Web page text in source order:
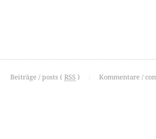
Beiträge / posts ( RSS ) Kommentare /